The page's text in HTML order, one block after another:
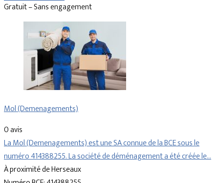
Gratuit – Sans engagement
Mol (Demenagements)
0 avis
La Mol (Demenagements) est une SA connue de la BCE sous le
numéro 414388255. La société de déménagement a été créée le…
À proximité de Herseaux